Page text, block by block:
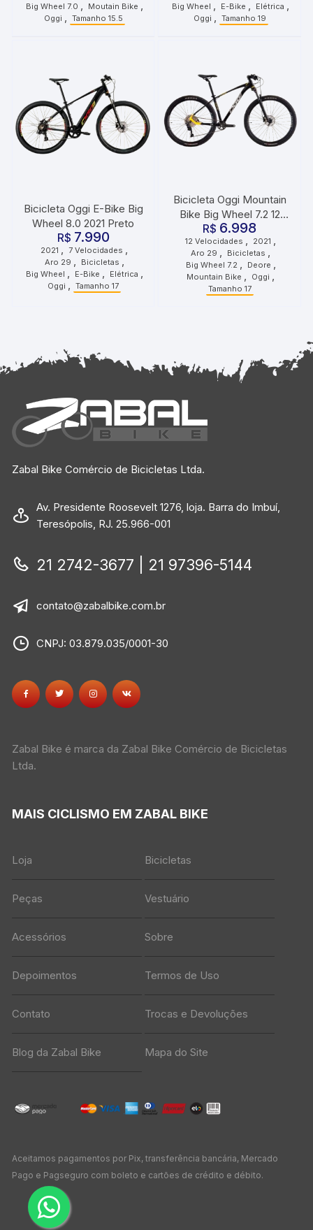
Big Wheel 7.0 Moutain Bike
Oggi Tamanho 15.5
Big Wheel E-Bike Elétrica
Oggi Tamanho 19
Bicicleta Oggi E-Bike Big
Wheel 8.0 2021 Preto
R$ 7.990
2021 7 Velocidades
Aro 29 Bicicletas
Big Wheel E-Bike Elétrica
Oggi Tamanho 17
Bicicleta Oggi Mountain
Bike Big Wheel 7.2 12
Velocidades Cues Preto
Amarelo Cinza
R$ 6.998
12 Velocidades 2021
Aro 29 Bicicletas
Big Wheel 7.2 Deore
Mountain Bike Oggi
Tamanho 17
Zabal Bike Comércio de Bicicletas Ltda.
Av. Presidente Roosevelt 1276, loja. Barra do Imbuí,
Teresópolis, RJ. 25.966-001
21 2742-3677 | 21 97396-5144
contato@zabalbike.com.br
CNPJ: 03.879.035/0001-30
Zabal Bike é marca da Zabal Bike Comércio de Bicicletas
Ltda.
MAIS CICLISMO EM ZABAL BIKE
Loja Bicicletas
Peças Vestuário
Acessórios Sobre
Depoimentos Termos de Uso
Contato Trocas e Devoluções
Blog da Zabal Bike Mapa do Site
Aceitamos pagamentos por Pix, transferência bancária, Mercado
Pago e Pagseguro com boleto e cartões de crédito e débito.